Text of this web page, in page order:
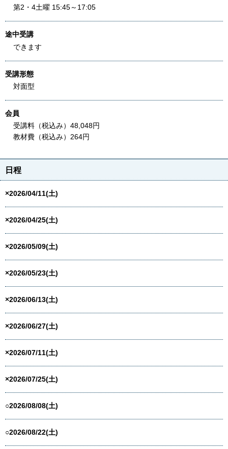
第2・4土曜 15:45～17:05
途中受講
できます
受講形態
対面型
会員
受講料（税込み）48,048円
教材費（税込み）264円
日程
×2026/04/11(土)
×2026/04/25(土)
×2026/05/09(土)
×2026/05/23(土)
×2026/06/13(土)
×2026/06/27(土)
×2026/07/11(土)
×2026/07/25(土)
○2026/08/08(土)
○2026/08/22(土)